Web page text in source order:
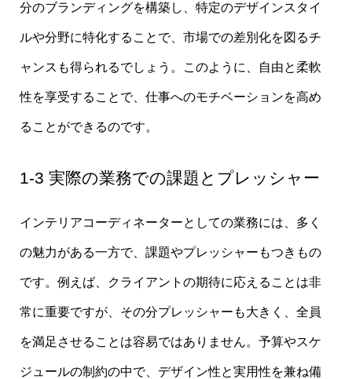
分のブランディングを構築し、特定のデザインスタイ
ルや分野に特化することで、市場での差別化を図るチ
ャンスも得られるでしょう。このように、自由と柔軟
性を享受することで、仕事へのモチベーションを高め
ることができるのです。
1-3 実際の業務での課題とプレッシャー
インテリアコーディネーターとしての業務には、多く
の魅力がある一方で、課題やプレッシャーもつきもの
です。例えば、クライアントの期待に応えることは非
常に重要ですが、その分プレッシャーも大きく、全員
を満足させることは容易ではありません。予算やスケ
ジュールの制約の中で、デザイン性と実用性を兼ね備